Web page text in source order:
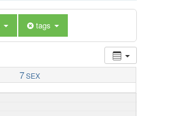
tags
7SEX